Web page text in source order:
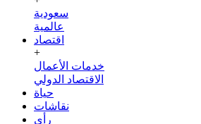
سعودية
عالمية
اقتصاد
+
خدمات الأعمال
الاقتصاد الدولي
حياة
نقاشات
رأي